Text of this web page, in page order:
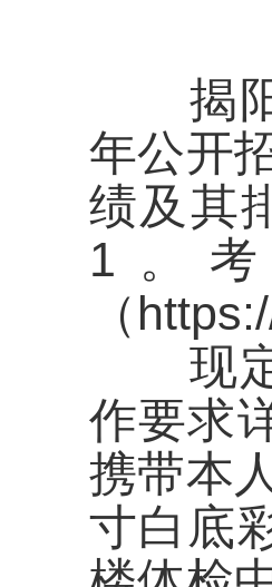
揭阳
年公开
绩及其
1。
（
现定
作要求
携带本
寸白底